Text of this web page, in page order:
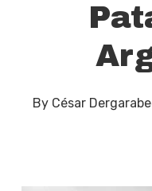
By César